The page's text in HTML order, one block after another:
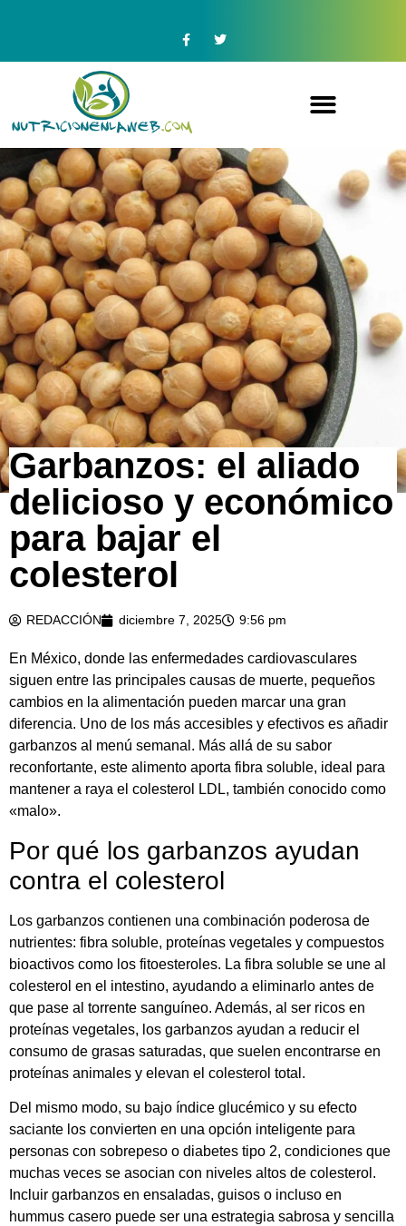
Garbanzos: el aliado
delicioso y económico
para bajar el
colesterol
REDACCIÓN diciembre 7, 2025 9:56 pm
En México, donde las enfermedades cardiovasculares
siguen entre las principales causas de muerte, pequeños
cambios en la alimentación pueden marcar una gran
diferencia. Uno de los más accesibles y efectivos es añadir
garbanzos al menú semanal. Más allá de su sabor
reconfortante, este alimento aporta fibra soluble, ideal para
mantener a raya el colesterol LDL, también conocido como
«malo».
Por qué los garbanzos ayudan
contra el colesterol
Los garbanzos contienen una combinación poderosa de
nutrientes: fibra soluble, proteínas vegetales y compuestos
bioactivos como los fitoesteroles. La fibra soluble se une al
colesterol en el intestino, ayudando a eliminarlo antes de
que pase al torrente sanguíneo. Además, al ser ricos en
proteínas vegetales, los garbanzos ayudan a reducir el
consumo de grasas saturadas, que suelen encontrarse en
proteínas animales y elevan el colesterol total.
Del mismo modo, su bajo índice glucémico y su efecto
saciante los convierten en una opción inteligente para
personas con sobrepeso o diabetes tipo 2, condiciones que
muchas veces se asocian con niveles altos de colesterol.
Incluir garbanzos en ensaladas, guisos o incluso en
hummus casero puede ser una estrategia sabrosa y sencilla